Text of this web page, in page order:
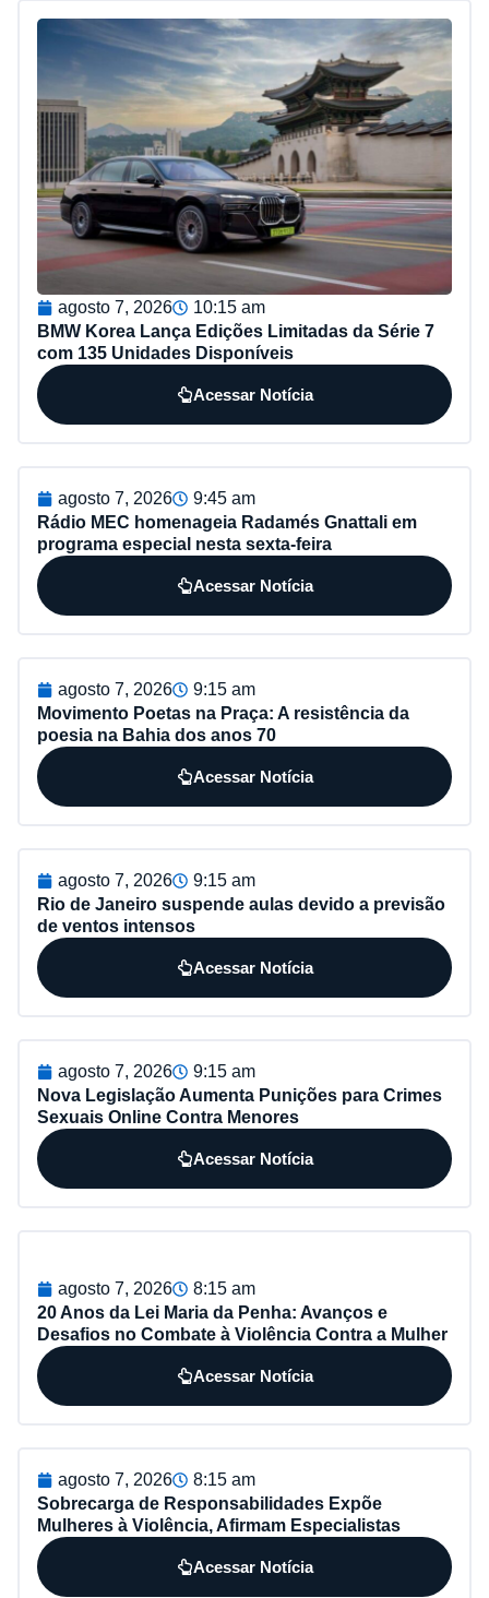
agosto 7, 2026
10:15 am
BMW Korea Lança Edições Limitadas da Série 7
com 135 Unidades Disponíveis
Acessar Notícia
agosto 7, 2026
9:45 am
Rádio MEC homenageia Radamés Gnattali em
programa especial nesta sexta-feira
Acessar Notícia
agosto 7, 2026
9:15 am
Movimento Poetas na Praça: A resistência da
poesia na Bahia dos anos 70
Acessar Notícia
agosto 7, 2026
9:15 am
Rio de Janeiro suspende aulas devido a previsão
de ventos intensos
Acessar Notícia
agosto 7, 2026
9:15 am
Nova Legislação Aumenta Punições para Crimes
Sexuais Online Contra Menores
Acessar Notícia
agosto 7, 2026
8:15 am
20 Anos da Lei Maria da Penha: Avanços e
Desafios no Combate à Violência Contra a Mulher
Acessar Notícia
agosto 7, 2026
8:15 am
Sobrecarga de Responsabilidades Expõe
Mulheres à Violência, Afirmam Especialistas
Acessar Notícia